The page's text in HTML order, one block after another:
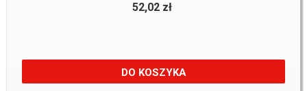
52,02 zł
DO KOSZYKA